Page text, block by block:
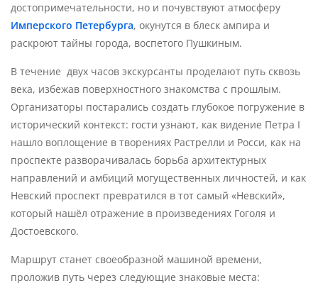
достопримечательности, но и почувствуют атмосферу
Имперского Петербурга, окунутся в блеск ампира и
раскроют тайны города, воспетого Пушкиным.
В течение двух часов экскурсанты проделают путь сквозь
века, избежав поверхностного знакомства с прошлым.
Организаторы постарались создать глубокое погружение в
исторический контекст: гости узнают, как видение Петра I
нашло воплощение в творениях Растрелли и Росси, как на
проспекте разворачивалась борьба архитектурных
направлений и амбиций могущественных личностей, и как
Невский проспект превратился в тот самый «Невский»,
который нашёл отражение в произведениях Гоголя и
Достоевского.
Маршрут станет своеобразной машиной времени,
проложив путь через следующие знаковые места: